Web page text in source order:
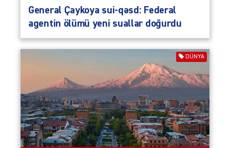
General Çaykoya sui-qəsd: Federal
agentin ölümü yeni suallar doğurdu
DÜNYA